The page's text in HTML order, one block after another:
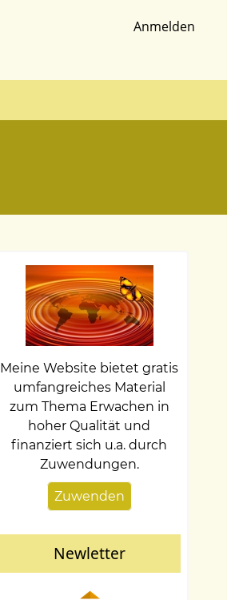
Anmelden
Meine Website bietet gratis
umfangreiches Material
zum Thema Erwachen in
hoher Qualität und
finanziert sich u.a. durch
Zuwendungen.
Zuwenden
Newletter